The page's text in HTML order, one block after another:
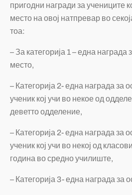
пригодни награди за учениците
место на овој натпревар во
тоа:
– За категорија 1 – една награда
место,
– Категорија 2- една награда за
ученик кој учи во некое од
деветто одделение,
– Категорија 2- една награда за
ученик кој учи во некој од
година во средно училиште,
– Категорија 3- една награда за